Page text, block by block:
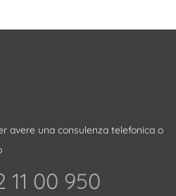
avere una consulenza telefonica o
11 00 950‬